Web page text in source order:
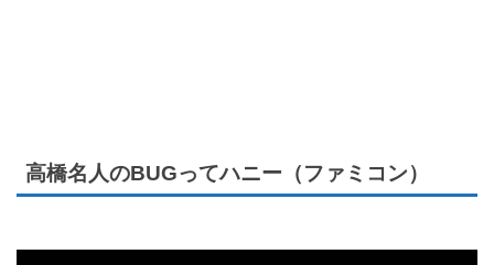
高橋名人のBUGってハニー（ファミコン）